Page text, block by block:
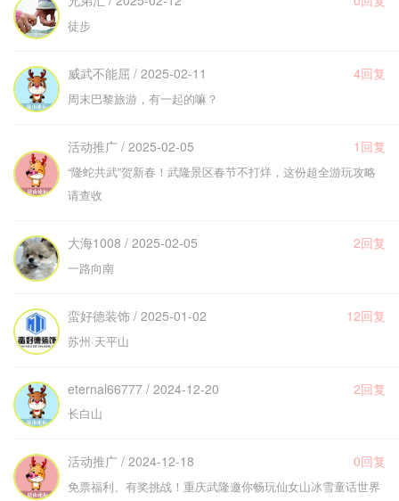
徒步
威武不能屈 / 2025-02-11 4回复
周末巴黎旅游，有一起的嘛？
活动推广 / 2025-02-05 1回复
“隆蛇共武”贺新春！武隆景区春节不打烊，这份超全游玩攻略
请查收
大海1008 / 2025-02-05 2回复
一路向南
蛮好德装饰 / 2025-01-02 12回复
苏州·天平山
eternal66777 / 2024-12-20 2回复
长白山
活动推广 / 2024-12-18 0回复
免票福利、有奖挑战！重庆武隆邀你畅玩仙女山冰雪童话世界